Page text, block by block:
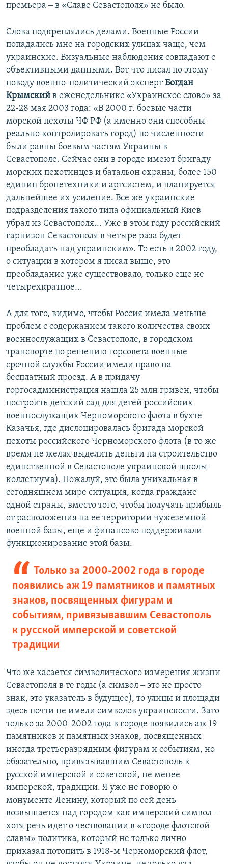
премьера ‒ в «Славе Севастополя» не было.
Слова подкреплялись делами. Военные России
попадались мне на городских улицах чаще, чем
украинские. Визуальные наблюдения совпадают с
объективными данными. Вот что писал по этому
поводу военно-политический экспертБогдан
Крымский в еженедельнике «Украинское слово» за
22-28 мая 2003 года: «В 2000 г. боевые части
морской пехоты ЧФ РФ (а именно они способны
реально контролировать город) по численности
были равны боевым частям Украины в
Севастополе. Сейчас они в городе имеют бригаду
морских пехотинцев и батальон охраны, более 150
единиц бронетехники и артсистем, и планируется
дальнейшее их усиление. Все же украинские
подразделения такого типа официальный Киев
убрал из Севастополя... Уже в этом году российский
гарнизон Севастополя в четыре раза будет
преобладать над украинским». То есть в 2002 году,
о ситуации в котором я писал выше, это
преобладание уже существовало, только еще не
четырехкратное...
А для того, видимо, чтобы Россия имела меньше
проблем с содержанием такого количества своих
военнослужащих в Севастополе, в городском
транспорте по решению горсовета военные
срочной службы России имели право на
бесплатный проезд. А в придачу
горгосадминистрация нашла 25 млн гривен, чтобы
построить детский сад для детей российских
военнослужащих Черноморского флота в бухте
Казачья, где дислоцировалась бригада морской
пехоты российского Черноморского флота (в то же
время не желая выделить деньги на строительство
единственной в Севастополе украинской школы-
коллегиума). Пожалуй, это была уникальная в
сегодняшнем мире ситуация, когда граждане
одной страны, вместо того, чтобы получать прибыль
от расположения на ее территории чужеземной
военной базы, еще и финансово поддерживали
функционирование этой базы.
Только за 2000-2002 года в городе
появились аж 19 памятников и памятных
знаков, посвященных фигурам и
событиям, привязывавшим Севастополь
к русской имперской и советской
традиции
Что же касается символического измерения жизни
Севастополя в те годы (а символ ‒ это не просто
знак, это указатель в будущее), то улицы и площади
здесь почти не имели символов украинскости. Зато
только за 2000-2002 года в городе появились аж 19
памятников и памятных знаков, посвященных
иногда третьеразрядным фигурам и событиям, но
обязательно, привязывавшим Севастополь к
русской имперской и советской, не менее
имперской, традиции. Я уже не говорю о
монументе Ленину, который по сей день
возвышается над городом как имперский символ ‒
хотя речь идет о чествовании в «городе флотской
славы» политика, который не только лично
приказал потопить в 1918-м Черноморский флот,